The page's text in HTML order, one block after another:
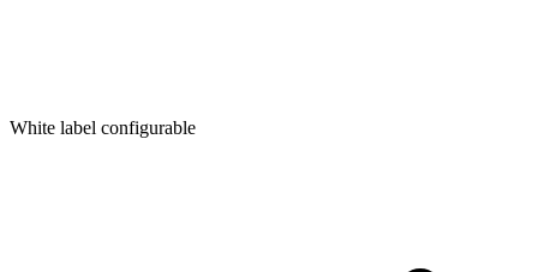
White label configurable